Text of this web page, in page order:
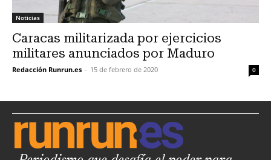
Noticias
Caracas militarizada por ejercicios
militares anunciados por Maduro
Redacción Runrun.es - 15 de febrero de 2020 0